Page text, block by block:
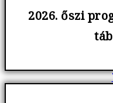
2026. őszi